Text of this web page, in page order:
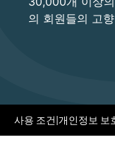
의 회원들의 고
사용 조건|개인정보 보